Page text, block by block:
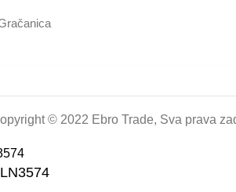
© 2022 Ebro Trade, Sva prava